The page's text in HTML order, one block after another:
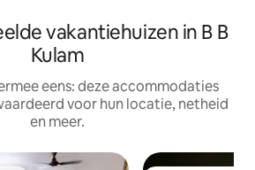
vakantiehuizen in B B
Kulam
eens: deze accommodaties
voor hun locatie, netheid
en meer.